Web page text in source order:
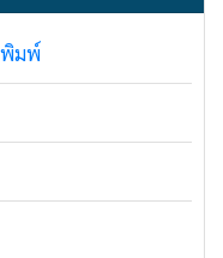
พิมพ์